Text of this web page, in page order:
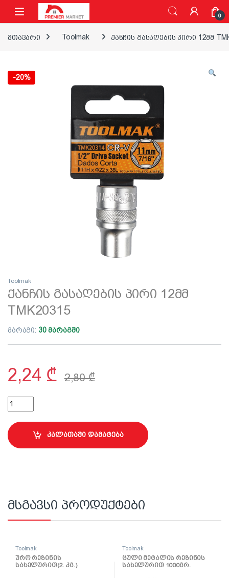
ნავიგაციაზე გადასვლა
შინაარსზე გადასვლა
0
მთავარი Toolmak ქანჩის გასაღების პირი 12მმ
-20%
Toolmak
ქანჩის გასაღების პირი 12მმ
TMK20315
მარაგი: 30 მარაგში
2,24 ₾ 2,80₾
ქანჩის გასაღების პირი 12მმ TMK20315 quantity
კალათაში დამატება
მსგავსი პროდუქტები
Toolmak
ურო რეზინის
სახელურით(2. კგ.)
Toolmak
ცული მეტალის რეზინის
სახელურით 1000გრ.